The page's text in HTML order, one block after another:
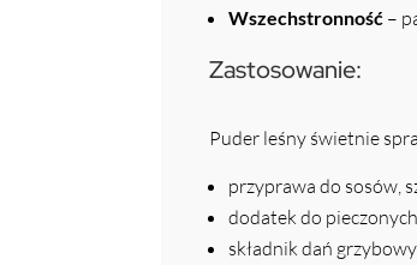
Wszechstronność –
Zastosowanie:
Puder leśny świetnie
przyprawa do sosów,
dodatek do
składnik dań